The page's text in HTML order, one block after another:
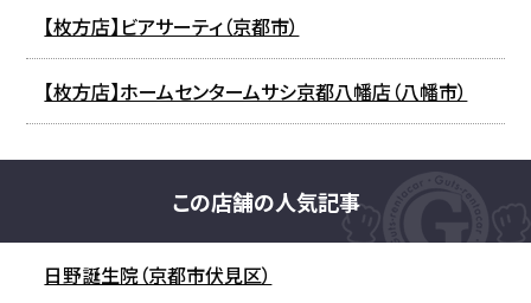
【枚方店】ビアサーティ（京都市）
【枚方店】ホームセンタームサシ京都八幡店（八幡市）
この店舗の人気記事
日野誕生院（京都市伏見区）